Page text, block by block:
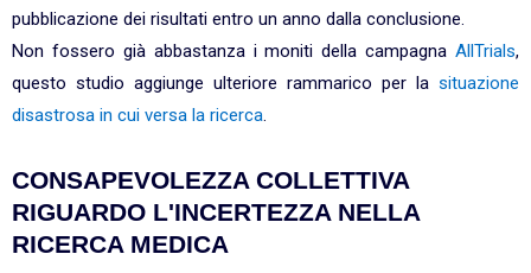
pubblicazione dei risultati entro un anno dalla conclusione.
Non fossero già abbastanza i moniti della campagna AllTrials,
questo studio aggiunge ulteriore rammarico per la situazione
disastrosa in cui versa la ricerca.
CONSAPEVOLEZZA COLLETTIVA
RIGUARDO L'INCERTEZZA NELLA
RICERCA MEDICA